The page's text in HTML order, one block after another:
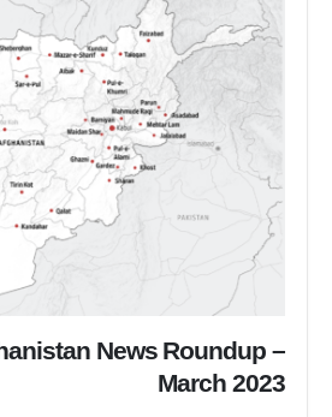
News Roundup –
March 2023